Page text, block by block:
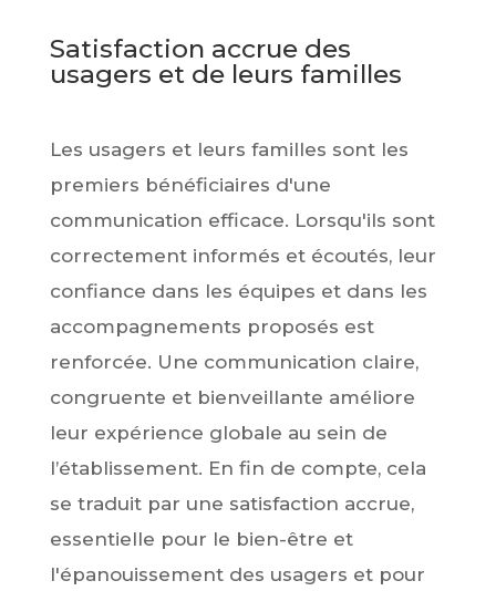
Satisfaction accrue des
usagers et de leurs familles
Les usagers et leurs familles sont les
premiers bénéficiaires d'une
communication efficace. Lorsqu'ils sont
correctement informés et écoutés, leur
confiance dans les équipes et dans les
accompagnements proposés est
renforcée. Une communication claire,
congruente et bienveillante améliore
leur expérience globale au sein de
l’établissement. En fin de compte, cela
se traduit par une satisfaction accrue,
essentielle pour le bien-être et
l'épanouissement des usagers et pour